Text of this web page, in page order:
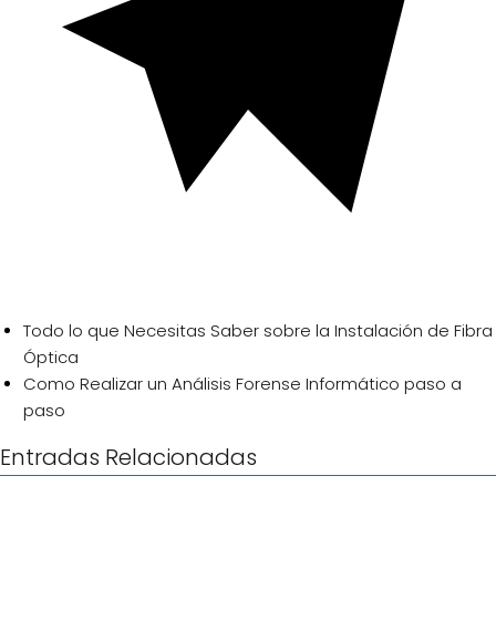
Todo lo que Necesitas Saber sobre la Instalación de Fibra
Óptica
Como Realizar un Análisis Forense Informático paso a
paso
Entradas Relacionadas